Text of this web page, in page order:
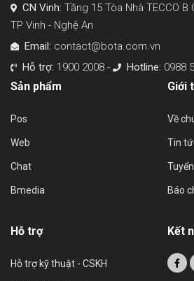
CN Vinh: Tầng 15 Tòa Nhà TECCO B
TP Vinh - Nghệ An
Email: contact@bota.com.vn
Hỗ trợ: 1900 2008 - Hotline: 0988
Sản phẩm
Pos
Web
Chat
Bmedia
Giới
Về
Tin
Báo
Hỗ trợ
Hỗ trợ kỹ thuật - CSKH
Kết